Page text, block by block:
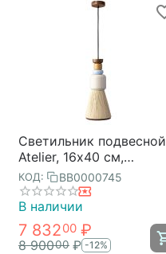
Светильник подвесной
Atelier, 16х40 см,
лавандовое ретро,
Bergenson Bjorn
КОД: BB0000745
В наличии
7 83200 ₽
8 90000 ₽ -12%